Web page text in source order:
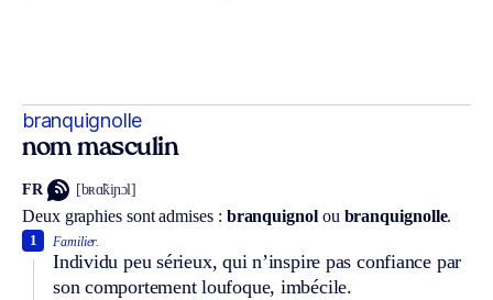
branquignolle
nom masculin
FR [bʀɑ̃kiɲɔl]
Deux graphies sont admises : branquignolou branquignolle.
Familier.
Individu peu sérieux, qui n’inspire pas confiance par
son comportement loufoque, imbécile.
1